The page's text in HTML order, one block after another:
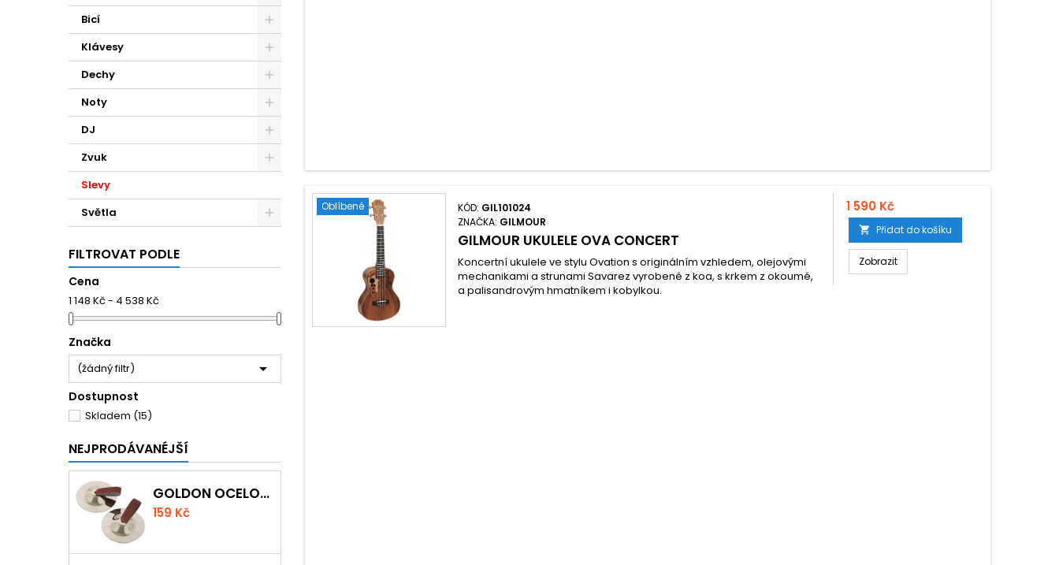
Bicí
Klávesy
Dechy
Noty
DJ
Zvuk
Slevy
Světla
FILTROVAT PODLE
Cena
1 148 Kč - 4 538 Kč
Značka
(žádný filtr) 
Dostupnost
Skladem (15)
NEJPRODÁVANÉJŠÍ
GOLDON OCELOVÉ PRSTOVÉ ČINELKY
159 Kč
Oblíbené KÓD: GIL101024
ZNAČKA: GILMOUR
GILMOUR UKULELE OVA CONCERT
Koncertní ukulele ve stylu Ovation s originálním vzhledem, olejovými
mechanikami a strunami Savarez vyrobené z koa, s krkem z okoumé,
a palisandrovým hmatníkem i kobylkou.
1 590 Kč
 Přidat do košíku
Zobrazit